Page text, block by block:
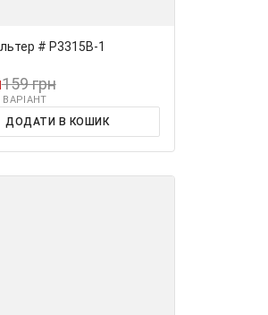
# Р3315В-1
159 грн
ВАРІАНТ
ДОДАТИ В КОШИК